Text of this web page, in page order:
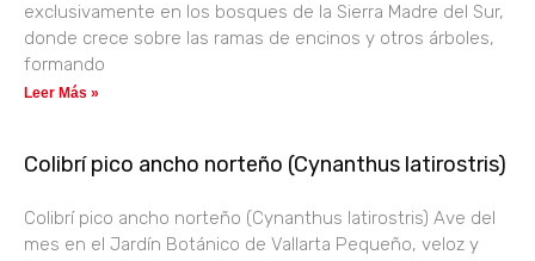
exclusivamente en los bosques de la Sierra Madre del Sur,
donde crece sobre las ramas de encinos y otros árboles,
formando
Leer Más »
Colibrí pico ancho norteño (Cynanthus latirostris)
Colibrí pico ancho norteño (Cynanthus latirostris) Ave del
mes en el Jardín Botánico de Vallarta Pequeño, veloz y